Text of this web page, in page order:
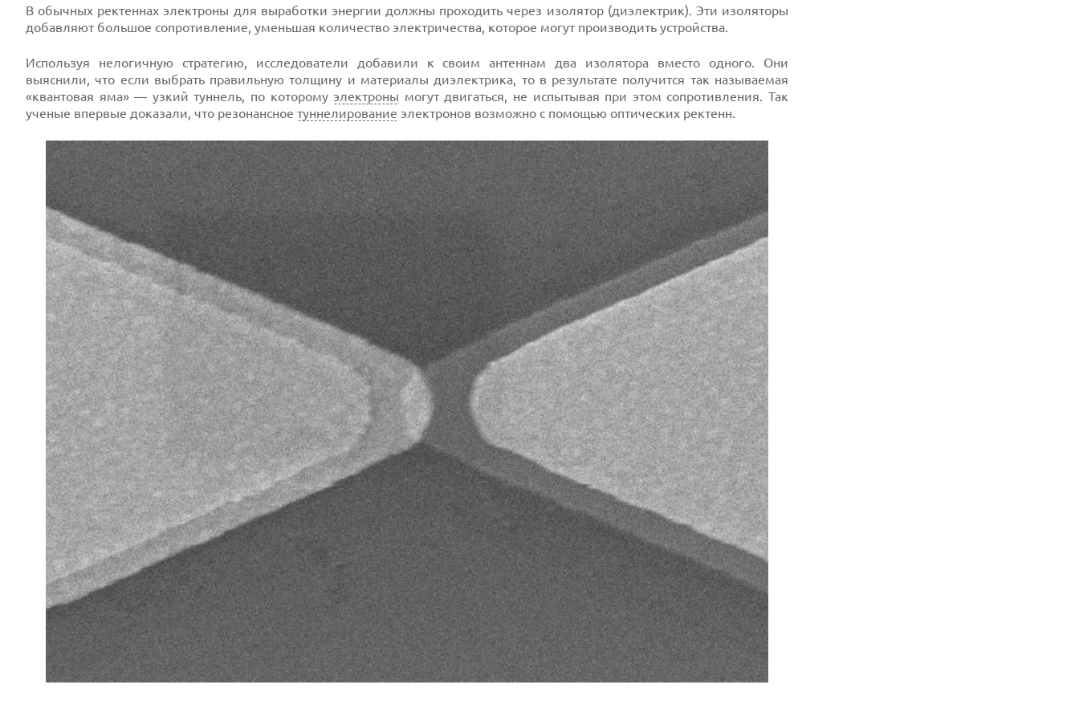
В обычных ректеннах электроны для выработки энергии должны проходить через изолятор (диэлектрик). Эти изоляторы
добавляют большое сопротивление, уменьшая количество электричества, которое могут производить устройства.
Используя нелогичную стратегию, исследователи добавили к своим антеннам два изолятора вместо одного. Они
выяснили, что если выбрать правильную толщину и материалы диэлектрика, то в результате получится так называемая
«квантовая яма» — узкий туннель, по которому электроны могут двигаться, не испытывая при этом сопротивления. Так
ученые впервые доказали, что резонансное туннелирование электронов возможно с помощью оптических ректенн.